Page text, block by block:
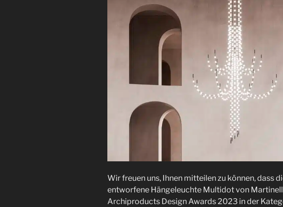
Wir freuen uns, Ihnen mitteilen zu können, dass
entworfene Hängeleuchte Multidot von
Archiproducts Design Awards 2023 in der